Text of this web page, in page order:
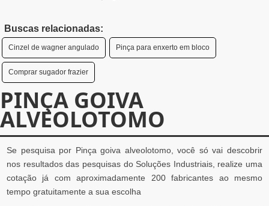
Buscas relacionadas:
Cinzel de wagner angulado Pinça para enxerto em bloco
Comprar sugador frazier
PINÇA GOIVA
ALVEOLOTOMO
Se pesquisa por Pinça goiva alveolotomo, você só vai descobrir
nos resultados das pesquisas do Soluções Industriais, realize uma
cotação já com aproximadamente 200 fabricantes ao mesmo
tempo gratuitamente a sua escolha